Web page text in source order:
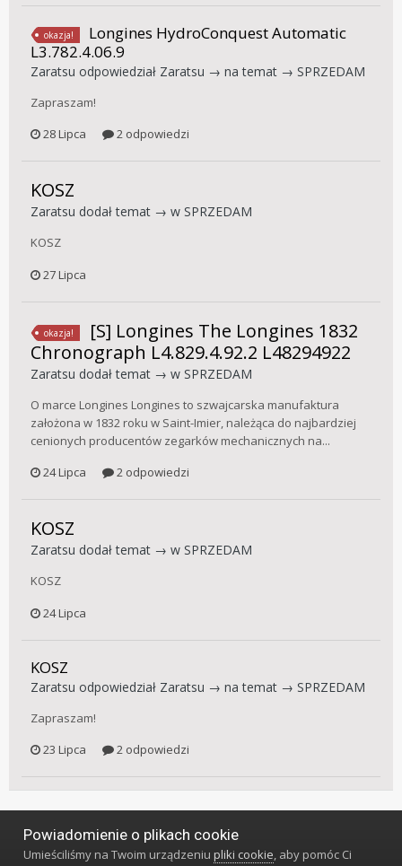
okazja!
Longines HydroConquest Automatic
L3.782.4.06.9
Zaratsu odpowiedział Zaratsu → na temat → SPRZEDAM
Zapraszam!
28 Lipca
2 odpowiedzi
KOSZ
Zaratsu dodał temat → w SPRZEDAM
KOSZ
27 Lipca
okazja!
[S] Longines The Longines 1832
Chronograph L4.829.4.92.2 L48294922
Zaratsu dodał temat → w SPRZEDAM
O marce Longines Longines to szwajcarska manufaktura
założona w 1832 roku w Saint-Imier, należąca do najbardziej
cenionych producentów zegarków mechanicznych na...
24 Lipca
2 odpowiedzi
KOSZ
Zaratsu dodał temat → w SPRZEDAM
KOSZ
24 Lipca
KOSZ
Zaratsu odpowiedział Zaratsu → na temat → SPRZEDAM
Zapraszam!
23 Lipca
2 odpowiedzi
Język Styl Polityka prywatności
Klub Miłośników Zegarów i Zegarków
Powiadomienie o plikach cookie
Umieściliśmy na Twoim urządzeniupliki cookie, aby pomóc Ci